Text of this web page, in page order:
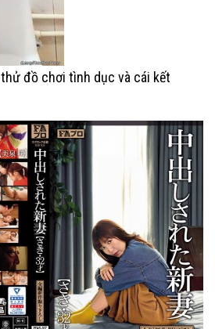
đồ chơi tình dục và cái kết